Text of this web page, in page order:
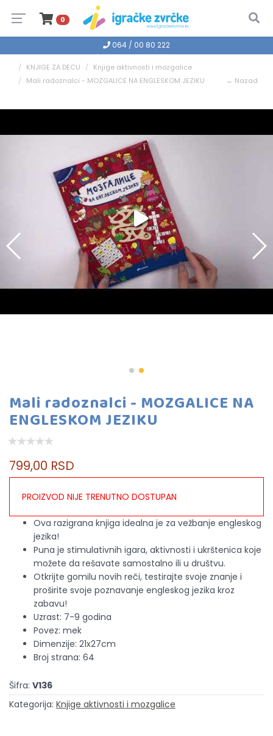
0
064 / 00 80 222
KNJIGE ZA DECU
Knjige aktivnosti i mozgalice
Mali radoznalci - MOZGALICE NA ENGLESKOM JEZIKU
← Nazad
Mali radoznalci - MOZGALICE NA
ENGLESKOM JEZIKU
799,00 RSD
PROIZVOD NIJE TRENUTNO DOSTUPAN
Ova razigrana knjiga idealna je za vežbanje engleskog
jezika!
Puna je stimulativnih igara, aktivnosti i ukrštenica koje
možete da rešavate samostalno ili u društvu.
Otkrijte gomilu novih reči, testirajte svoje znanje i
proširite svoje poznavanje engleskog jezika kroz
zabavu!
Uzrast: 7-9 godina
Povez: mek
Dimenzije: 21x27cm
Broj strana: 64
Šifra: V136
Kategorija: Knjige aktivnosti i mozgalice